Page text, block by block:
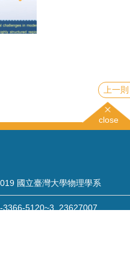
close
國立臺灣大學物理學系
3366-5120~3 23627007